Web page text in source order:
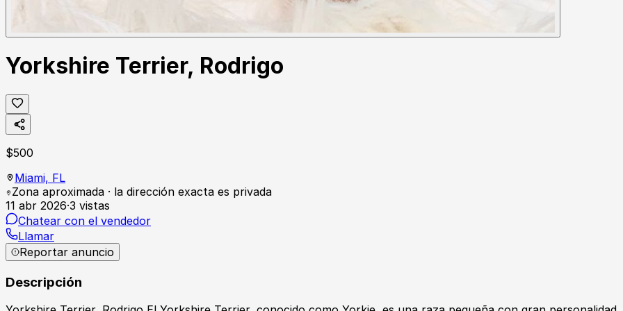
Yorkshire Terrier, Rodrigo
$500
Miami, FL
Zona aproximada · la dirección exacta es privada
11 abr 2026·3 vistas
Chatear con el vendedor
Llamar
Reportar anuncio
Descripción